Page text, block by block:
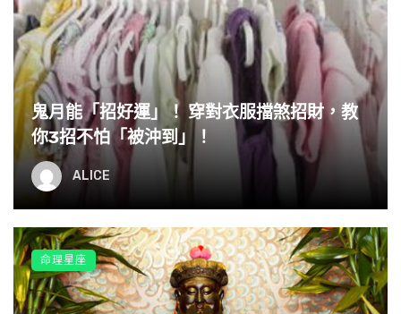
看著您一絲一絲的白發，
一條一條逐日漸深的皺紋，
鬼月能「招好運」！ 穿對衣服擋煞招財，教
你3招不怕「被沖到」！
ALICE
命理星座